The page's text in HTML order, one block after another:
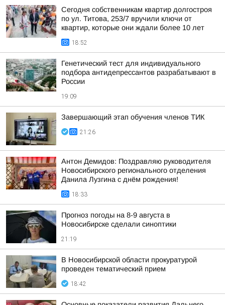
Сегодня собственникам квартир долгостроя
по ул. Титова, 253/7 вручили ключи от
квартир, которые они ждали более 10 лет
18:52
Генетический тест для индивидуального
подбора антидепрессантов разрабатывают в
России
19:09
Завершающий этап обучения членов ТИК
21:26
Антон Демидов: Поздравляю руководителя
Новосибирского регионального отделения
Данила Лузгина с днём рождения!
18:33
Прогноз погоды на 8-9 августа в
Новосибирске сделали синоптики
21:19
В Новосибирской области прокуратурой
проведен тематический прием
18:42